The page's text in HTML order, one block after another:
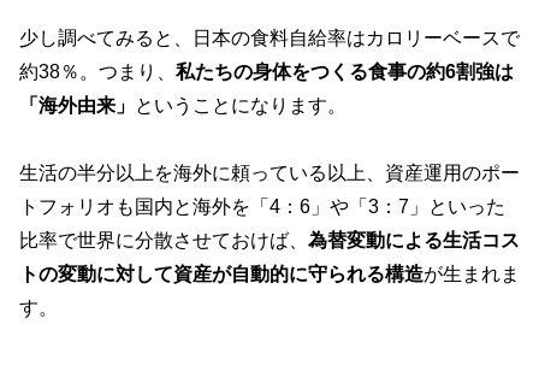
少し調べてみると、日本の食料自給率はカロリーベースで
約38％。つまり、 私たちの身体をつくる食事の約6割強は
「海外由来」 ということになります。
生活の半分以上を海外に頼っている以上、資産運用のポー
トフォリオも国内と海外を「4：6」や「3：7」といった
比率で世界に分散させておけば、 為替変動による生活コス
トの変動に対して資産が自動的に守られる構造が生まれま
す。